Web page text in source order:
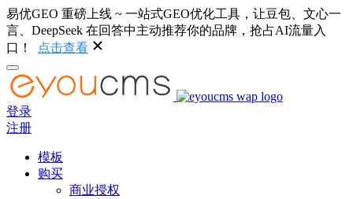
易优GEO 重磅上线 ~ 一站式GEO优化工具，让豆包、文心一
言、DeepSeek 在回答中主动推荐你的品牌，抢占AI流量入
口！
点击查看
登录
注册
模板
购买
商业授权